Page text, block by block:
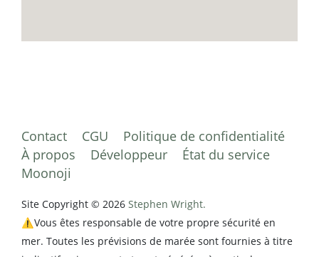
Contact CGU
Politique de confidentialité
À propos
Développeur
État du service
Moonoji
Site Copyright © 2026 Stephen Wright.
⚠️Vous êtes responsable de votre propre sécurité en
mer. Toutes les prévisions de marée sont fournies à titre